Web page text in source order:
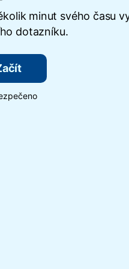
minut svého času
dotazníku.